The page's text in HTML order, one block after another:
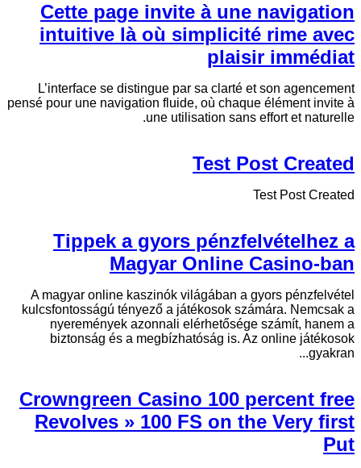
Cette page invite à une navigation
intuitive là où simplicité rime avec
plaisir immédiat
L’interface se distingue par sa clarté et son agencement
pensé pour une navigation fluide, où chaque élément invite à
une utilisation sans effort et naturelle.
Test Post Created
Test Post Created
Tippek a gyors pénzfelvételhez a
Magyar Online Casino-ban
A magyar online kaszinók világában a gyors pénzfelvétel
kulcsfontosságú tényező a játékosok számára. Nemcsak a
nyeremények azonnali elérhetősége számít, hanem a
biztonság és a megbízhatóság is. Az online játékosok
gyakran...
Crowngreen Casino 100 percent free
Revolves » 100 FS on the Very first
Put